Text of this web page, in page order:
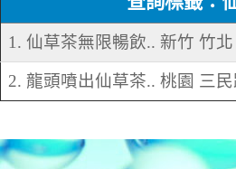
1. 仙草茶無限暢飲.. 新竹 竹
2. 龍頭噴出仙草茶.. 桃園 三